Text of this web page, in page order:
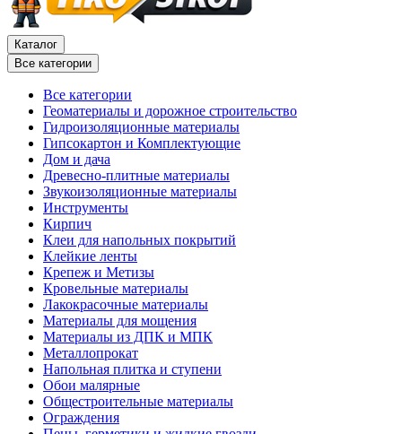
Каталог
Все категории
Все категории
Геоматериалы и дорожное строительство
Гидроизоляционные материалы
Гипсокартон и Комплектующие
Дом и дача
Древесно-плитные материалы
Звукоизоляционные материалы
Инструменты
Кирпич
Клеи для напольных покрытий
Клейкие ленты
Крепеж и Метизы
Кровельные материалы
Лакокрасочные материалы
Материалы для мощения
Материалы из ДПК и МПК
Металлопрокат
Напольная плитка и ступени
Обои малярные
Общестроительные материалы
Ограждения